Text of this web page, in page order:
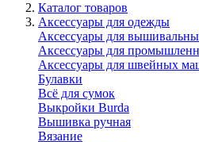
Каталог товаров
Аксессуары для одежды
Аксессуары для
Аксессуары для
Аксессуары для швейных
Булавки
Всё для сумок
Выкройки Burda
Вышивка ручная
Вязание